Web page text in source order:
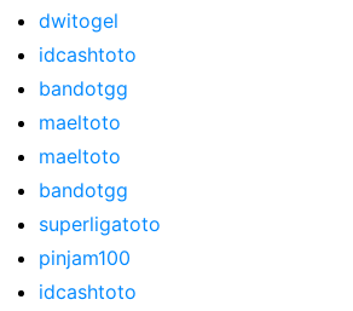
dwitogel
idcashtoto
bandotgg
maeltoto
maeltoto
bandotgg
superligatoto
pinjam100
idcashtoto